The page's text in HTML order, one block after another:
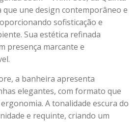
que une design contemporâneo e
sofisticação e
Sua estética refinada
presença marcante e
a banheira apresenta
elegantes, com formato que
A tonalidade escura do
e requinte, criando um